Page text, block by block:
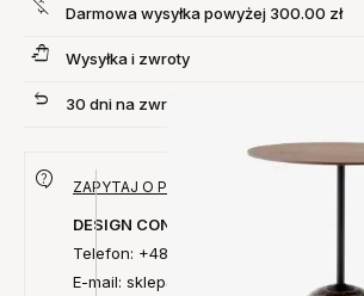
Darmowa wysyłka powyżej 300.00 zł
Wysyłka i zwroty
30 dni na zwrot produktu
ZAPYTAJ O PRODUKT
DESIGN CONCEPT
Telefon: +48 735 027 014
E-mail: sklep@designconcept.pl